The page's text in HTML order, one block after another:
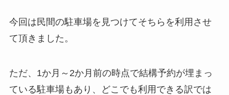
今回は民間の駐車場を見つけてそちらを利用させ
て頂きました。
ただ、1か月～2か月前の時点で結構予約が埋まっ
ている駐車場もあり、どこでも利用できる訳では